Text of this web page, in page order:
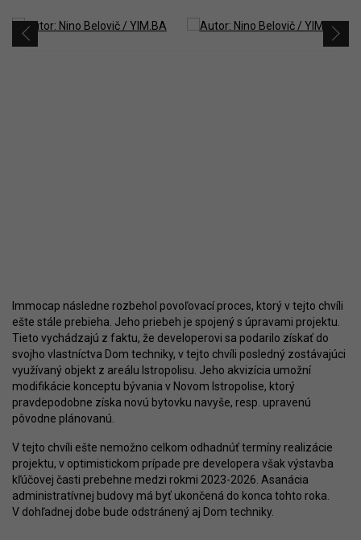
Immocap následne rozbehol povoľovací proces, ktorý v tejto chvíli
ešte stále prebieha. Jeho priebeh je spojený s úpravami projektu.
Tieto vychádzajú z faktu, že developerovi sa podarilo získať do
svojho vlastníctva Dom techniky, v tejto chvíli posledný zostávajúci
využívaný objekt z areálu Istropolisu. Jeho akvizícia umožní
modifikácie konceptu bývania v Novom Istropolise, ktorý
pravdepodobne získa novú bytovku navyše, resp. upravenú
pôvodne plánovanú.
V tejto chvíli ešte nemožno celkom odhadnúť termíny realizácie
projektu, v optimistickom prípade pre developera však výstavba
kľúčovej časti prebehne medzi rokmi 2023-2026. Asanácia
administratívnej budovy má byť ukončená do konca tohto roka.
V dohľadnej dobe bude odstránený aj Dom techniky.